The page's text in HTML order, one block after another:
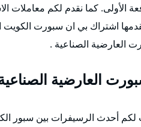
الأولى. كما نقدم لكم معاملات
اشتراك بي ان سبورت
العارضية الصناعية .
العارضية